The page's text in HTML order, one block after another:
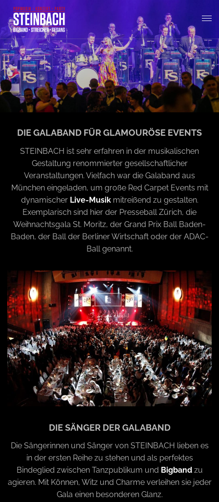
o
g
a
i
g
a
t
DIE GALABAND FÜR GLAMOURÖSE EVENTS
STEINBACH ist sehr erfahren in der musikalischen
Gestaltung renommierter gesellschaftlicher
Veranstaltungen. Vielfach war die Galaband aus
München eingeladen, um große Red Carpet Events mit
dynamischer Live-Musikmitreißend zu gestalten.
Exemplarisch sind hier der Presseball Zürich, die
Weihnachtsgala St. Moritz, der Grand Prix Ball Baden-
Baden, der Ball der Berliner Wirtschaft oder der ADAC-
Ball genannt.
DIE SÄNGER DER GALABAND
Die Sängerinnen und Sänger von STEINBACH lieben es
in der ersten Reihe zu stehen und als perfektes
Bindeglied zwischen Tanzpublikum und Bigband zu
agieren. Mit Können, Witz und Charme verleihen sie jeder
Gala einen besonderen Glanz.